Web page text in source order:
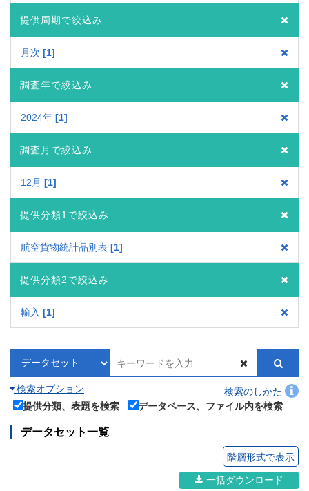
提供周期で絞込み
月次 1
調査年で絞込み
2024年 1
調査月で絞込み
12月 1
提供分類1で絞込み
航空貨物統計品別表 1
提供分類2で絞込み
輸入 1
検索オプション
検索のしかた
提供分類、表題を検索
データベース、ファイル内を検索
データセット一覧
階層形式で表示
一括ダウンロード